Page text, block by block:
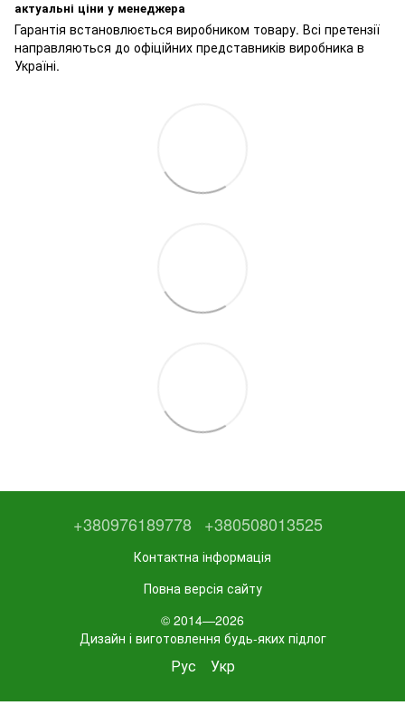
актуальні ціни у менеджера
Гарантія встановлюється виробником товару. Всі претензії
направляються до офіційних представників виробника в
Україні.
+380976189778 +380508013525
Контактна інформація
Повна версія сайту
© 2014—2026
Дизайн і виготовлення будь-яких підлог
Рус Укр